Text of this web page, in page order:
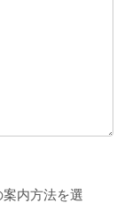
内方法を選